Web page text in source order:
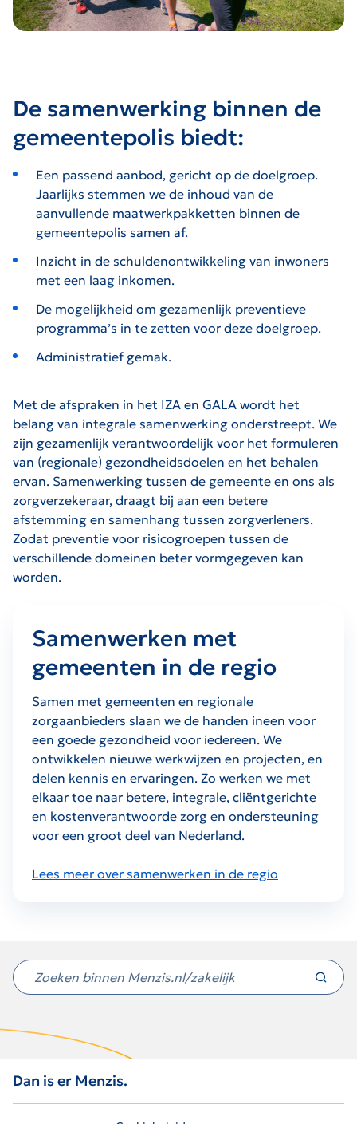
De samenwerking binnen de
gemeentepolis biedt:
Een passend aanbod, gericht op de doelgroep.
Jaarlijks stemmen we de inhoud van de
aanvullende maatwerkpakketten binnen de
gemeentepolis samen af.
Inzicht in de schuldenontwikkeling van inwoners
met een laag inkomen.
De mogelijkheid om gezamenlijk preventieve
programma’s in te zetten voor deze doelgroep.
Administratief gemak.
Met de afspraken in het IZA en GALA wordt het
belang van integrale samenwerking onderstreept. We
zijn gezamenlijk verantwoordelijk voor het formuleren
van (regionale) gezondheidsdoelen en het behalen
ervan. Samenwerking tussen de gemeente en ons als
zorgverzekeraar, draagt bij aan een betere
afstemming en samenhang tussen zorgverleners.
Zodat preventie voor risicogroepen tussen de
verschillende domeinen beter vormgegeven kan
worden.
Samenwerken met
gemeenten in de regio
Samen met gemeenten en regionale
zorgaanbieders slaan we de handen ineen voor
een goede gezondheid voor iedereen. We
ontwikkelen nieuwe werkwijzen en projecten, en
delen kennis en ervaringen. Zo werken we met
elkaar toe naar betere, integrale, cliëntgerichte
en kostenverantwoorde zorg en ondersteuning
voor een groot deel van Nederland.
Lees meer over samenwerken in de regio
Niet
Dan is er Menzis.